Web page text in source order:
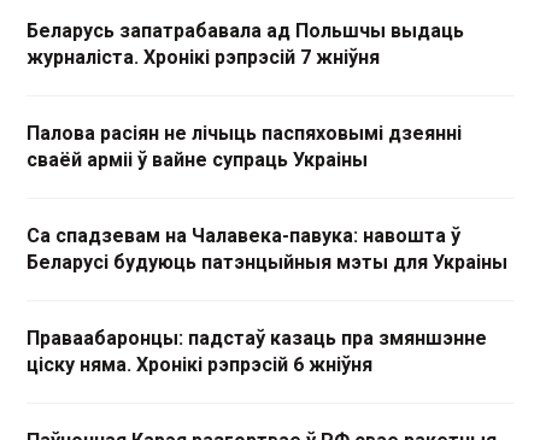
Беларусь запатрабавала ад Польшчы выдаць
журналіста. Хронікі рэпрэсій 7 жніўня
Палова расіян не лічыць паспяховымі дзеянні
сваёй арміі ў вайне супраць Украіны
Са спадзевам на Чалавека-павука: навошта ў
Беларусі будуюць патэнцыйныя мэты для Украіны
Праваабаронцы: падстаў казаць пра змяншэнне
ціску няма. Хронікі рэпрэсій 6 жніўня